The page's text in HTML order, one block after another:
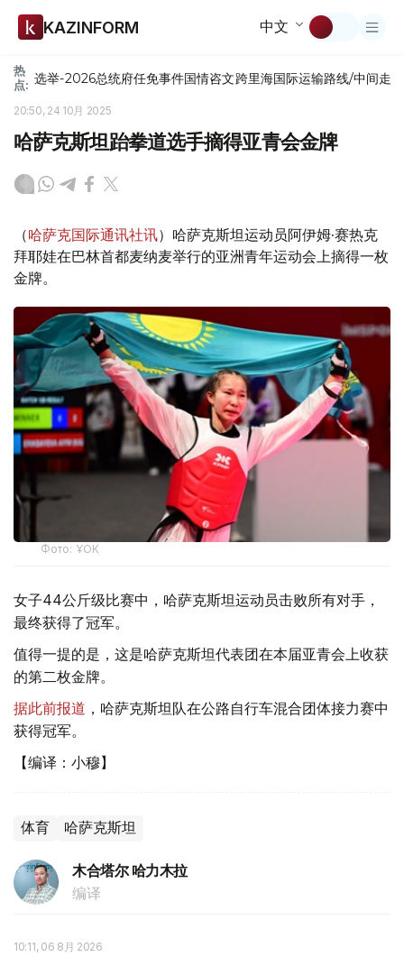
KAZINFORM 中文
热
点: 选举-2026总统府任免事件国情咨文跨里海国际运输路线/中间走廊
20:50, 24 10月 2025
哈萨克斯坦跆拳道选手摘得亚青会金牌
（哈萨克国际通讯社讯）哈萨克斯坦运动员阿伊姆·赛热克
拜耶娃在巴林首都麦纳麦举行的亚洲青年运动会上摘得一枚
金牌。
Фото: ҰОК
女子44公斤级比赛中，哈萨克斯坦运动员击败所有对手，
最终获得了冠军。
值得一提的是，这是哈萨克斯坦代表团在本届亚青会上收获
的第二枚金牌。
据此前报道 ，哈萨克斯坦队在公路自行车混合团体接力赛中
获得冠军。
【编译：小穆】
体育 哈萨克斯坦
木合塔尔 哈力木拉
编译
10:11, 06 8月 2026